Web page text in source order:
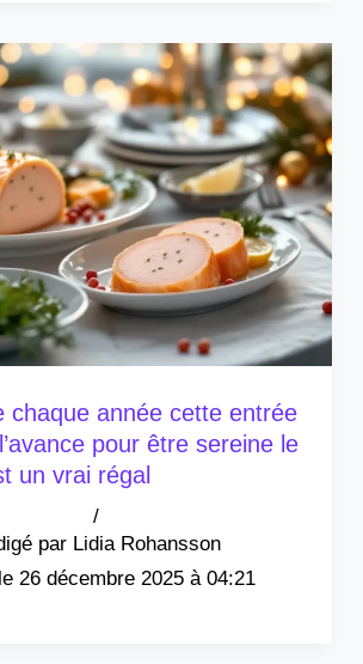
chaque année cette entrée
pour être sereine le
un vrai régal
Lidia Rohansson
/
26 décembre 2025 à 04:21